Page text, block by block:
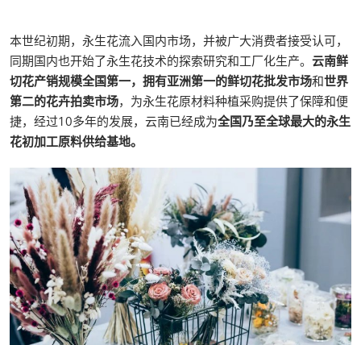
本世纪初期，永生花流入国内市场，并被广大消费者接受认可，
同期国内也开始了永生花技术的探索研究和工厂化生产。 云南鲜
切花产销规模全国第一，拥有亚洲第一的鲜切花批发市场和世界
第二的花卉拍卖市场，为永生花原材料种植采购提供了保障和便
捷，经过10多年的发展，云南已经成为全国乃至全球最大的永生
花初加工原料供给基地。